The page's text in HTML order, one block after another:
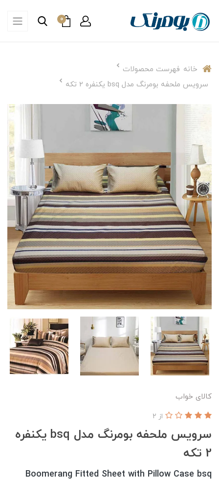
0
خانه فهرست محصولات
سرویس ملحفه بومرنگ مدل bsq یکنفره 2 تکه
کالای خواب
سرویس ملحفه بومرنگ مدل bsq یکنفره
2 تکه
از 2
Boomerang Fitted Sheet with Pillow Case bsq